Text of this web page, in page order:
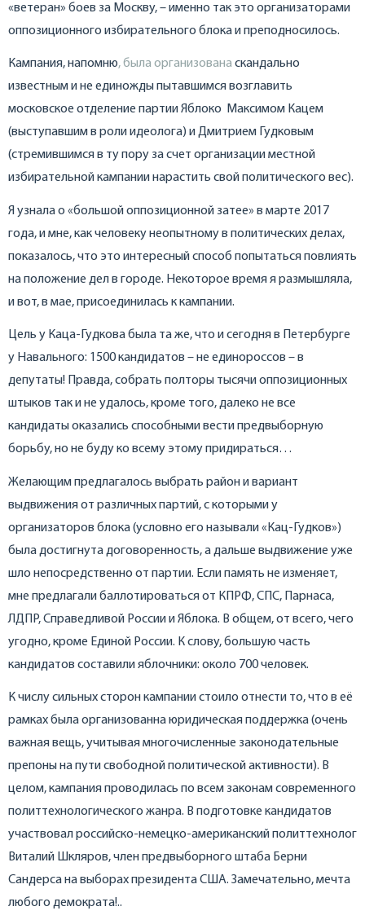
«ветеран» боев за Москву, – именно так это организаторами
оппозиционного избирательного блока и преподносилось.
Кампания, напомню, была организована скандально
известным и не единожды пытавшимся возглавить
московское отделение партии Яблоко Максимом Кацем
(выступавшим в роли идеолога) и Дмитрием Гудковым
(стремившимся в ту пору за счет организации местной
избирательной кампании нарастить свой политического вес).
Я узнала о «большой оппозиционной затее» в марте 2017
года, и мне, как человеку неопытному в политических делах,
показалось, что это интересный способ попытаться повлиять
на положение дел в городе. Некоторое время я размышляла,
и вот, в мае, присоединилась к кампании.
Цель у Каца-Гудкова была та же, что и сегодня в Петербурге
у Навального: 1500 кандидатов – не единороссов – в
депутаты! Правда, собрать полторы тысячи оппозиционных
штыков так и не удалось, кроме того, далеко не все
кандидаты оказались способными вести предвыборную
борьбу, но не буду ко всему этому придираться…
Желающим предлагалось выбрать район и вариант
выдвижения от различных партий, с которыми у
организаторов блока (условно его называли «Кац-Гудков»)
была достигнута договоренность, а дальше выдвижение уже
шло непосредственно от партии. Если память не изменяет,
мне предлагали баллотироваться от КПРФ, СПС, Парнаса,
ЛДПР, Справедливой России и Яблока. В общем, от всего, чего
угодно, кроме Единой России. К слову, большую часть
кандидатов составили яблочники: около 700 человек.
К числу сильных сторон кампании стоило отнести то, что в её
рамках была организованна юридическая поддержка (очень
важная вещь, учитывая многочисленные законодательные
препоны на пути свободной политической активности). В
целом, кампания проводилась по всем законам современного
политтехнологического жанра. В подготовке кандидатов
участвовал российско-немецко-американский политтехнолог
Виталий Шкляров, член предвыборного штаба Берни
Сандерса на выборах президента США. Замечательно, мечта
любого демократа!..